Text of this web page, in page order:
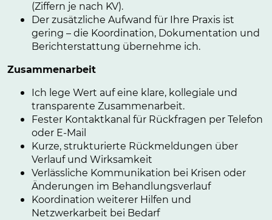
(Ziffern je nach KV).
Der zusätzliche Aufwand für Ihre Praxis ist
gering – die Koordination, Dokumentation und
Berichterstattung übernehme ich.
Zusammenarbeit
Ich lege Wert auf eine klare, kollegiale und
transparente Zusammenarbeit.
Fester Kontaktkanal für Rückfragen per Telefon
oder E-Mail
Kurze, strukturierte Rückmeldungen über
Verlauf und Wirksamkeit
Verlässliche Kommunikation bei Krisen oder
Änderungen im Behandlungsverlauf
Koordination weiterer Hilfen und
Netzwerkarbeit bei Bedarf